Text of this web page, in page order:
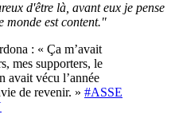
d'être là, avant eux je pense
monde est content."
: « Ça m’avait
mes supporters, le
avait vécu l’année
de revenir. » #ASSE